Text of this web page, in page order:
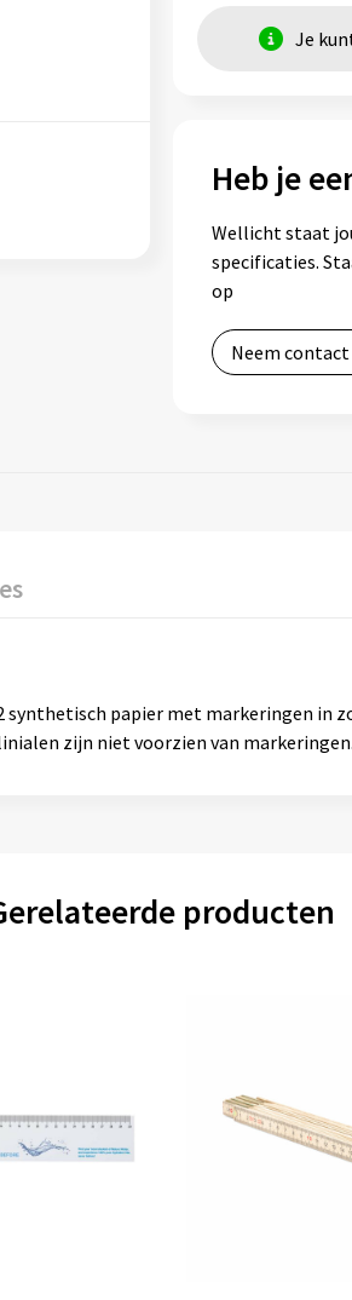
Je
Heb je
Wellicht staat
specificaties.
op
Neem
papier met markeringen in
zijn niet voorzien van markeringen.
producten